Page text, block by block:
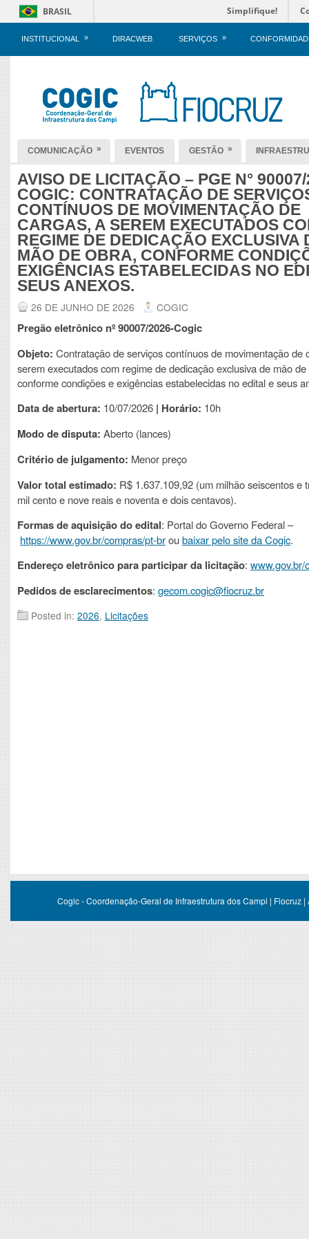
BRASIL Simplifique!
INSTITUCIONAL » DIRACWEB SERVIÇOS »
COMUNICAÇÃO » EVENTOS GESTÃO »
AVISO DE LICITAÇÃO – PGE N°
COGIC: CONTRATAÇÃO DE
CONTÍNUOS DE MOVIMENTAÇÃO DE
CARGAS, A SEREM EXECUTADOS
REGIME DE DEDICAÇÃO EXCLUSIVA
MÃO DE OBRA, CONFORME
EXIGÊNCIAS ESTABELECIDAS NO
SEUS ANEXOS.
26 DE JUNHO DE 2026 COGIC
Pregão eletrônico nº 90007/2026-Cogic
Objeto: Contratação de serviços contínuos de movimentação de
serem executados com regime de dedicação exclusiva de mão
conforme condições e exigências estabelecidas no edital e seus
Data de abertura: 10/07/2026 | Horário: 10h
Modo de disputa: Aberto (lances)
Critério de julgamento: Menor preço
Valor total estimado: R$ 1.637.109,92 (um milhão seiscentos e
mil cento e nove reais e noventa e dois centavos).
Formas de aquisição do edital: Portal do Governo Federal –
https://www.gov.br/compras/pt-broubaixar pelo site da Cogic.
Endereço eletrônico para participar da licitação: www.gov.br/
Pedidos de esclarecimentos: gecom.cogic@fiocruz.br
Posted in: 2026, Licitações
Cogic - Coordenação-Geral de Infraestrutura dos Campi | Fiocruz